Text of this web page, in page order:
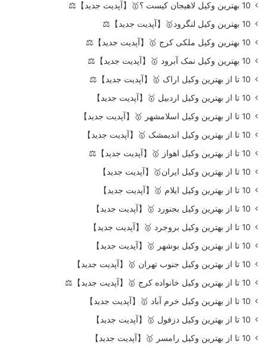
10 بهترین وکیل لاهیجان کیست ؟🥇【آپدیت جدید】⚖️
10 بهترین وکیل لنگرود🥇【آپدیت جدید】⚖️
10 بهترین وکیل ملکی کرج 🥇【آپدیت جدید】⚖️
10 بهترین وکیل نمک آبرود 🥇【آپدیت جدید】⚖️
10 تا از بهترین وکیل اراک 🥇【آپدیت جدید】⚖️
10 تا از بهترین وکیل اردبیل 🥇【آپدیت جدید】
10 تا از بهترین وکیل اسلامشهر 🥇【آپدیت جدید】
10 تا از بهترین وکیل اندیمشک 🥇【آپدیت جدید】
10 تا از بهترین وکیل اهواز 🥇【آپدیت جدید】⚖️
10 تا از بهترین وکیل ایران🥇【آپدیت جدید】
10 تا از بهترین وکیل ایلام 🥇【آپدیت جدید】
10 تا از بهترین وکیل بجنورد 🥇【آپدیت جدید】
10 تا از بهترین وکیل بروجرد 🥇【آپدیت جدید】
10 تا از بهترین وکیل بوشهر 🥇【آپدیت جدید】
10 تا از بهترین وکیل جنوب تهران 🥇【آپدیت جدید】
10 تا از بهترین وکیل خانواده کرج 🥇【آپدیت جدید】⚖️
10 تا از بهترین وکیل خرم آباد 🥇【آپدیت جدید】
10 تا از بهترین وکیل دزفول 🥇【آپدیت جدید】
10 تا از بهترین وکیل رامسر 🥇【آپدیت جدید】